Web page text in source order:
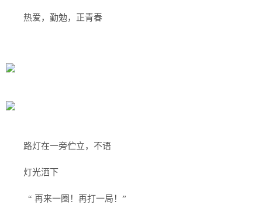
热爱，勤勉，正青春
路灯在一旁伫立，不语
灯光洒下
“ 再来一圈！再打一局！”